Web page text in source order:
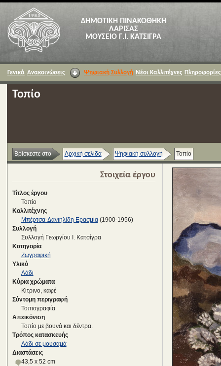
ΔΗΜΟΤΙΚΗ ΠΙΝΑΚΟΘΗΚΗ
ΛΑΡΙΣΑΣ
ΜΟΥΣΕΙΟ Γ.Ι. ΚΑΤΣΙΓΡΑ
Γενικά Ανακοινώσεις Ψηφιακή Συλλογή Νέοι Καλλιτέχνες Πληροφορίες
Τοπίο
Βρίσκεστε στο Αρχική σελίδα Ψηφιακή συλλογή Τοπίο
Στοιχεία έργου
Τίτλος έργου
Τοπίο
Καλλιτέχνης
Μπέρτσα-Δανιηλίδη Ερασμία(1900-1956)
Συλλογή
Συλλογή Γεωργίου Ι. Κατσίγρα
Κατηγορία
Ζωγραφική
Υλικό
Λάδι
Κύρια χρώματα
Κίτρινο, καφέ
Σύντομη περιγραφή
Τοπιογραφία
Απεικόνιση
Τοπίο με βουνά και δέντρα.
Τρόπος κατασκευής
Λάδι σε μουσαμά
Διαστάσεις
43,5 x 52 cm